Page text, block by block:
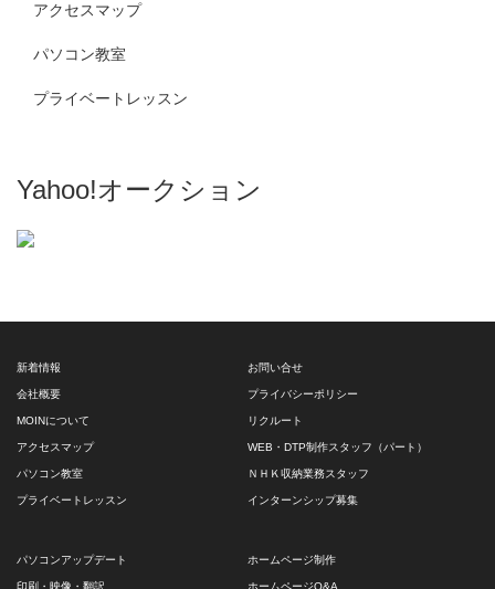
アクセスマップ
パソコン教室
プライベートレッスン
Yahoo!オークション
新着情報
会社概要
MOINについて
アクセスマップ
パソコン教室
プライベートレッスン
お問い合せ
プライバシーポリシー
リクルート
WEB・DTP制作スタッフ（パート）
ＮＨＫ収納業務スタッフ
インターンシップ募集
パソコンアップデート
印刷・映像・翻訳
ホームページ制作
ホームページQ&A